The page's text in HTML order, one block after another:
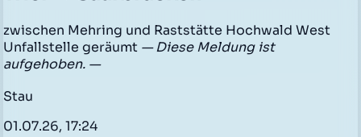
zwischen Mehring und Raststätte Hochwald West
Unfallstelle geräumt — Diese Meldung ist
aufgehoben. —
Stau
01.07.26, 17:24